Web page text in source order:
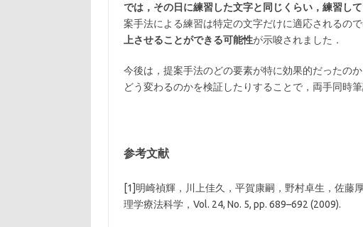
では，その日に練習した文字と同じくらい，練習し
案手法による練習は特定の文字だけに適応されるので
上させることができる可能性が示唆されました．
今後は，提案手法のどの要素が特に効果的だったの
どう変わるのかを検証したりすることで，両手同時
参考文献
[1]明崎禎輝，川上佳久，平賀康嗣，野村卓生，佐藤
理学療法科学，Vol. 24, No. 5, pp. 689–692 (2009).